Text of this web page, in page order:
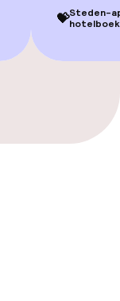
💝Steden-